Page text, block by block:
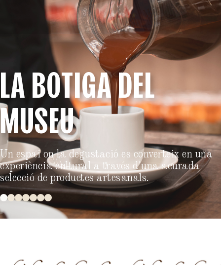
LA BOTIGA DEL
MUSEU
Un espai on la degustació es converteix en una
experiència cultural a través d'una acurada
selecció de productes artesanals.